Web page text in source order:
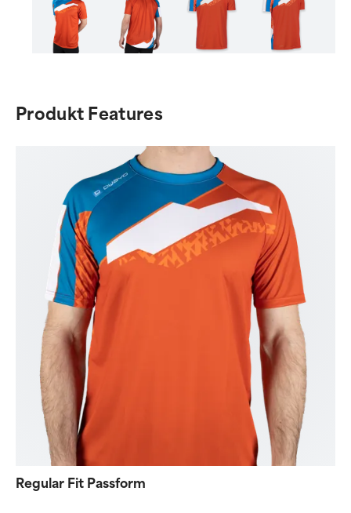
6Produkt Features
Regular Fit Passform